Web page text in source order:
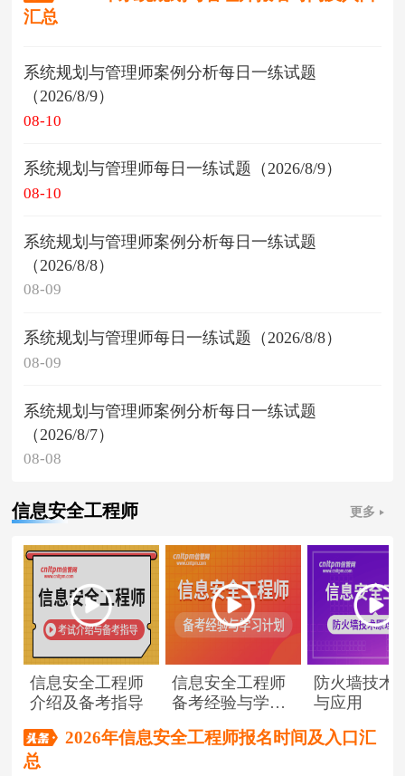
汇总
系统规划与管理师案例分析每日一练试题
（2026/8/9）
08-10
系统规划与管理师每日一练试题（2026/8/9）
08-10
系统规划与管理师案例分析每日一练试题
（2026/8/8）
08-09
系统规划与管理师每日一练试题（2026/8/8）
08-09
系统规划与管理师案例分析每日一练试题
（2026/8/7）
08-08
信息安全工程师 更多
信息安全工程师
介绍及备考指导
信息安全工程师
备考经验与学习
防火墙技术
与应用
2026年信息安全工程师报名时间及入口汇
总